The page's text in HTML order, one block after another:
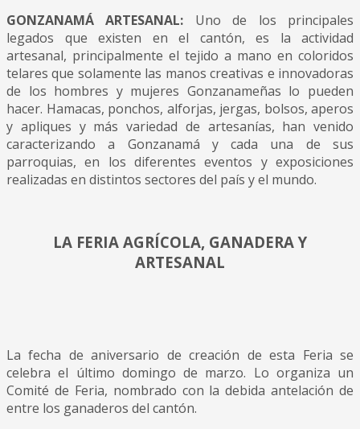
GONZANAMÁ ARTESANAL: Uno de los principales
legados que existen en el cantón, es la actividad
artesanal, principalmente el tejido a mano en coloridos
telares que solamente las manos creativas e innovadoras
de los hombres y mujeres Gonzanameñas lo pueden
hacer. Hamacas, ponchos, alforjas, jergas, bolsos, aperos
y apliques y más variedad de artesanías, han venido
caracterizando a Gonzanamá y cada una de sus
parroquias, en los diferentes eventos y exposiciones
realizadas en distintos sectores del país y el mundo.
LA FERIA AGRÍCOLA, GANADERA Y
ARTESANAL
La fecha de aniversario de creación de esta Feria se
celebra el último domingo de marzo. Lo organiza un
Comité de Feria, nombrado con la debida antelación de
entre los ganaderos del cantón.